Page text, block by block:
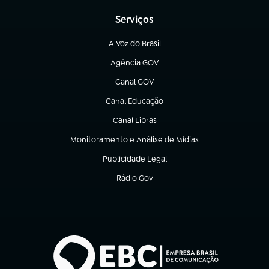
Serviços
A Voz do Brasil
(abre em nova aba)
Agência GOV
(abre em nova aba)
Canal GOV
(abre em nova aba)
Canal Educação
(abre em nova aba)
Canal Libras
(abre em nova aba)
Monitoramento e Análise de Mídias
(abre em nova aba)
Publicidade Legal
(abre em nova aba)
Rádio Gov
(abre em nova aba)